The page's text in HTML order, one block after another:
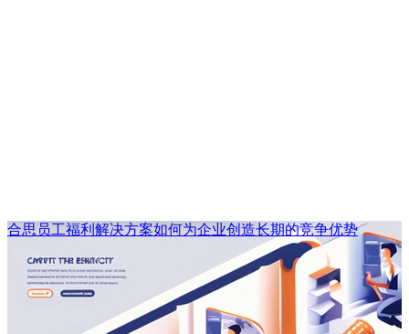
合思员工福利解决方案如何为企业创造长期的竞争优势